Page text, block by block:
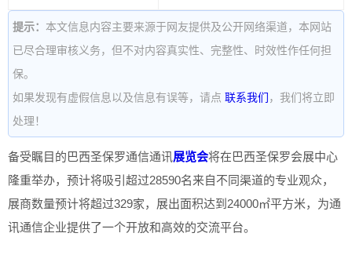
提示： 本文信息内容主要来源于网友提供及公开网络渠道，本网站
已尽合理审核义务，但不对内容真实性、完整性、时效性作任何担
保。
如果发现有虚假信息以及信息有误等，请点 联系我们 ，我们将立即
处理！
备受瞩目的巴西圣保罗通信通讯展览会将在巴西圣保罗会展中心
隆重举办，预计将吸引超过28590名来自不同渠道的专业观众，
展商数量预计将超过329家，展出面积达到24000㎡平方米，为通
讯通信企业提供了一个开放和高效的交流平台。